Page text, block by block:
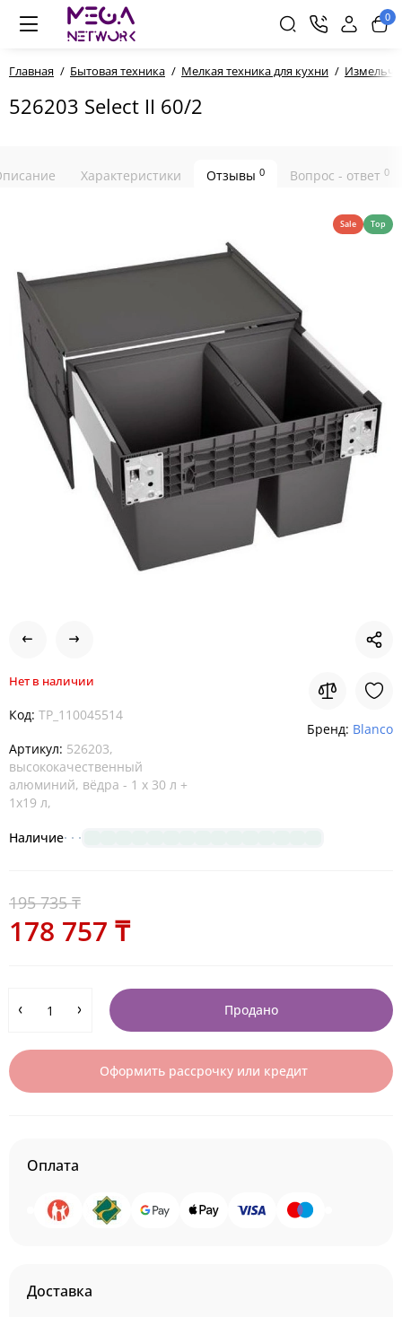
0
Главная Бытовая техника Мелкая техника для кухни
526203 Select II 60/2
Характеристики Отзывы 0 Вопрос - ответ 0
Sale Top
Нет в наличии
Код: TP_110045514
Артикул: 526203,
высококачественный
алюминий, вёдра - 1 х 30 л +
1х19 л,
Наличие
Бренд: Blanco
195 735 ₸
178 757 ₸
Продано
Оформить рассрочку или кредит
Оплата
Доставка